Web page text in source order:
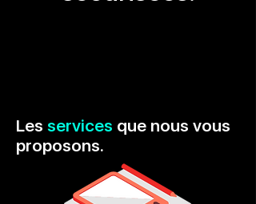
Les services que nous vous
proposons.